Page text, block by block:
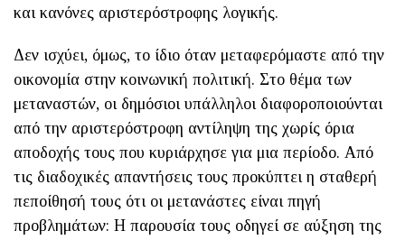
και κανόνες αριστερόστροφης λογικής.
Δεν ισχύει, όμως, το ίδιο όταν μεταφερόμαστε από την
οικονομία στην κοινωνική πολιτική. Στο θέμα των
μεταναστών, οι δημόσιοι υπάλληλοι διαφοροποιούνται
από την αριστερόστροφη αντίληψη της χωρίς όρια
αποδοχής τους που κυριάρχησε για μια περίοδο. Από
τις διαδοχικές απαντήσεις τους προκύπτει η σταθερή
πεποίθησή τους ότι οι μετανάστες είναι πηγή
προβλημάτων: Η παρουσία τους οδηγεί σε αύξηση της